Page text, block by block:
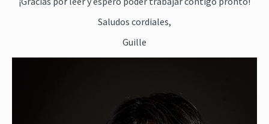
Saludos cordiales,
Guille